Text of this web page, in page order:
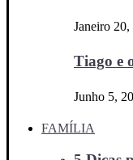
Janeiro
Tiago e
Junho 5,
FAMÍLIA